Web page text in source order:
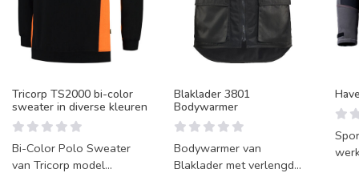
Tricorp TS2000 bi-color
sweater in diverse kleuren
Bi-Color Polo Sweater
van Tricorp model
Blaklader 3801
Bodywarmer
Bodywarmer van
Blaklader met verlengd